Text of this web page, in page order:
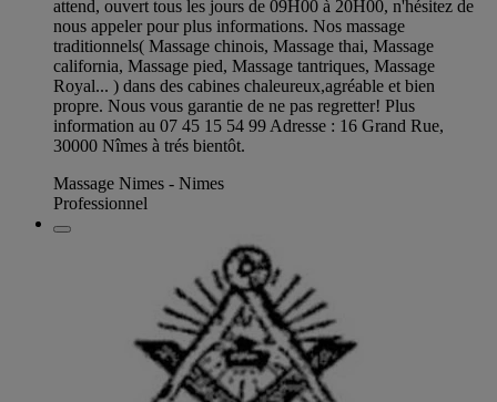
attend, ouvert tous les jours de 09H00 à 20H00, n'hésitez de
nous appeler pour plus informations. Nos massage
traditionnels( Massage chinois, Massage thai, Massage
california, Massage pied, Massage tantriques, Massage
Royal... ) dans des cabines chaleureux,agréable et bien
propre. Nous vous garantie de ne pas regretter! Plus
information au 07 45 15 54 99 Adresse : 16 Grand Rue,
30000 Nîmes à trés bientôt.
Massage Nimes - Nimes
Professionnel